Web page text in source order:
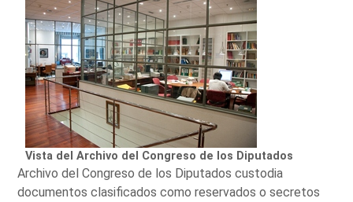
Vista del Archivo del Congreso de los Diputados
Archivo del Congreso de los Diputados custodia
documentos clasificados como reservados o secretos